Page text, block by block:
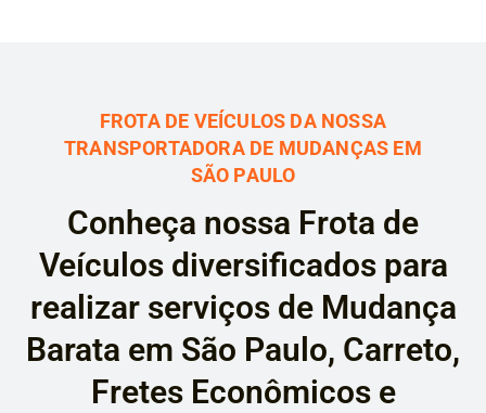
FROTA DE VEÍCULOS DA NOSSA
TRANSPORTADORA DE MUDANÇAS EM
SÃO PAULO
Conheça nossa Frota de
Veículos diversificados para
realizar serviços de Mudança
Barata em São Paulo, Carreto,
Fretes Econômicos e